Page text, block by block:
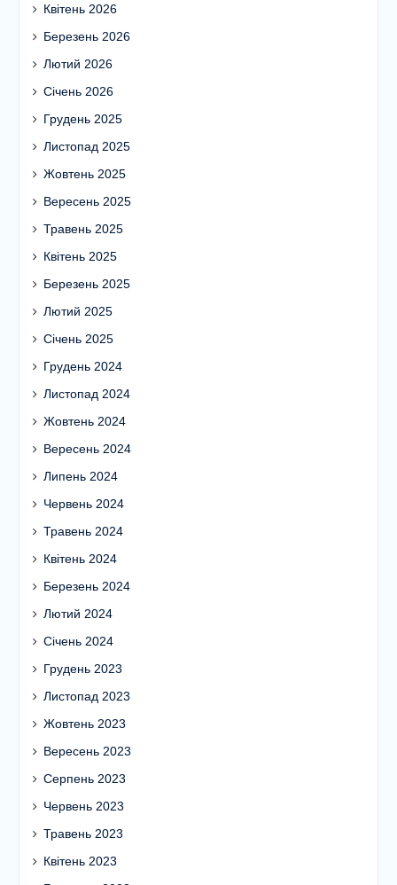
Квітень 2026
Березень 2026
Лютий 2026
Січень 2026
Грудень 2025
Листопад 2025
Жовтень 2025
Вересень 2025
Травень 2025
Квітень 2025
Березень 2025
Лютий 2025
Січень 2025
Грудень 2024
Листопад 2024
Жовтень 2024
Вересень 2024
Липень 2024
Червень 2024
Травень 2024
Квітень 2024
Березень 2024
Лютий 2024
Січень 2024
Грудень 2023
Листопад 2023
Жовтень 2023
Вересень 2023
Серпень 2023
Червень 2023
Травень 2023
Квітень 2023